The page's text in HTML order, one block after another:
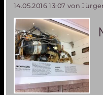
am
11.
Juni
2016
an
der
UniBW
München
14.05.2016 13:07 von